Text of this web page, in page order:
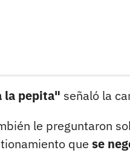
la pepita" señaló la
le preguntaron
que se